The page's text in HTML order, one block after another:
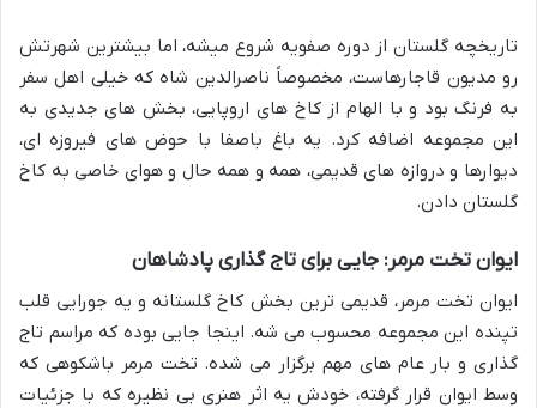
تاریخچه گلستان از دوره صفویه شروع میشه، اما بیشترین شهرتش
رو مدیون قاجارهاست، مخصوصاً ناصرالدین شاه که خیلی اهل سفر
به فرنگ بود و با الهام از کاخ های اروپایی، بخش های جدیدی به
این مجموعه اضافه کرد. یه باغ باصفا با حوض های فیروزه ای،
دیوارها و دروازه های قدیمی، همه و همه حال و هوای خاصی به کاخ
گلستان دادن.
ایوان تخت مرمر: جایی برای تاج گذاری پادشاهان
ایوان تخت مرمر، قدیمی ترین بخش کاخ گلستانه و یه جورایی قلب
تپنده این مجموعه محسوب می شه. اینجا جایی بوده که مراسم تاج
گذاری و بار عام های مهم برگزار می شده. تخت مرمر باشکوهی که
وسط ایوان قرار گرفته، خودش یه اثر هنری بی نظیره که با جزئیات